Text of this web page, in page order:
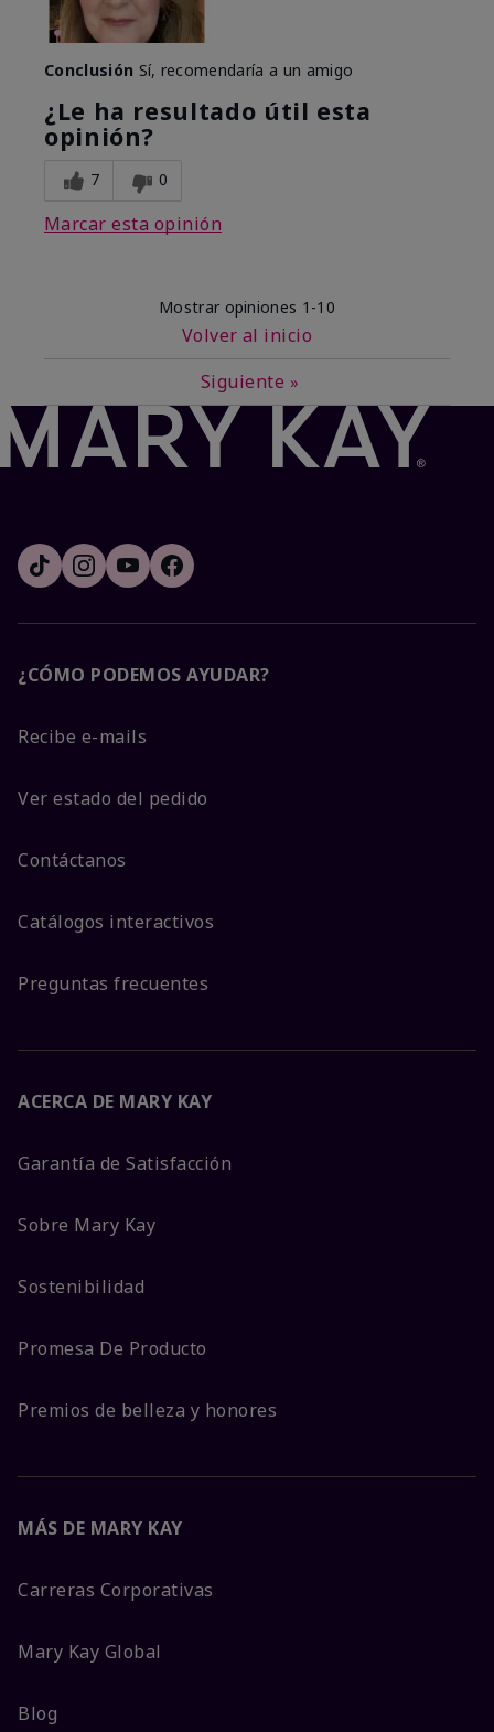
Conclusión Sí, recomendaría a un amigo
¿Le ha resultado útil esta
opinión?
7 0
Marcar esta opinión
Mostrar opiniones 1-10
Volver al inicio
Siguiente »
¿CÓMO PODEMOS AYUDAR?
Recibe e-mails
Ver estado del pedido
Contáctanos
Catálogos interactivos
Preguntas frecuentes
ACERCA DE MARY KAY
Garantía de Satisfacción
Sobre Mary Kay
Sostenibilidad
Promesa De Producto
Premios de belleza y honores
MÁS DE MARY KAY
Carreras Corporativas
Mary Kay Global
Blog